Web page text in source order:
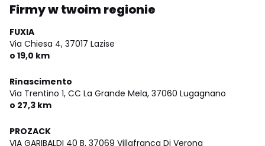
Firmy w twoim regionie
FUXIA
Via Chiesa 4, 37017 Lazise
o 19,0 km
Rinascimento
Via Trentino 1, CC La Grande Mela, 37060 Lugagnano
o 27,3 km
PROZACK
VIA GARIBALDI 40 B, 37069 Villafranca Di Verona